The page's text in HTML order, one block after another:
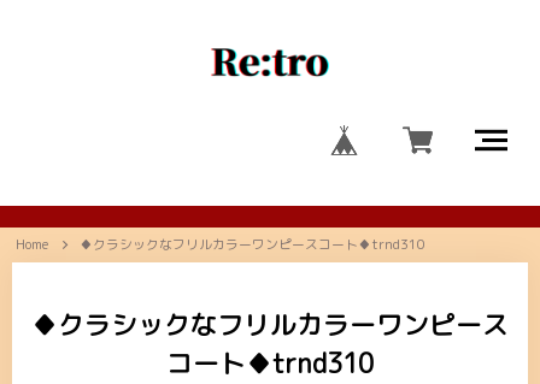
Home ♦クラシックなフリルカラーワンピースコート♦trnd310
♦クラシックなフリルカラーワンピース
コート♦trnd310